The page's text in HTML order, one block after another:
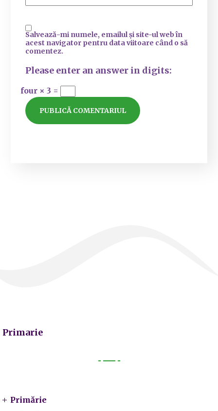
Salvează-mi numele, emailul și site-ul web în
acest navigator pentru data viitoare când o să
comentez.
Please enter an answer in digits:
four × 3 =
Primarie
Primărie